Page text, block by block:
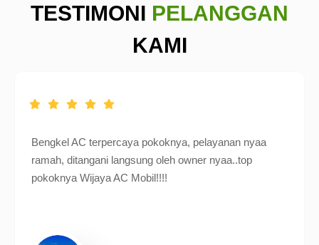
TESTIMONI PELANGGAN
KAMI
Bengkel AC terpercaya pokoknya, pelayanan nyaa
ramah, ditangani langsung oleh owner nyaa..top
pokoknya Wijaya AC Mobil!!!!